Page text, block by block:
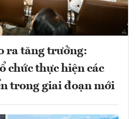
ra tăng trưởng:
chức thực hiện các
trong giai đoạn mới